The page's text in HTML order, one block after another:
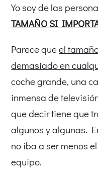
Yo soy de las
TAMAÑO SI
Parece queel
demasiado en
coche grande, una
inmensa de
que decir tiene que
algunos y algunas.
no iba a ser menos
equipo.